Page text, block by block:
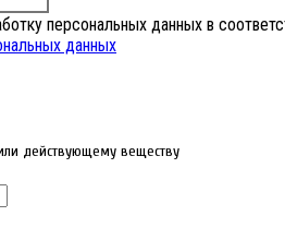
персональных данных в
данных
действующему веществу